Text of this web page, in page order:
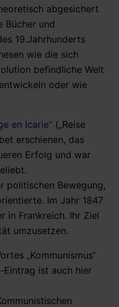
abgesichert
Bücher und
19.Jahrhunderts
wie die sich
befindliche Welt
oder wie
en Icarie“ („Reise
erschienen, das
Erfolg und war
politischen Bewegung,
Im Jahr 1847
in Frankreich. Ihr Ziel
umzusetzen.
„Kommunismus“
Eintrag ist auch hier